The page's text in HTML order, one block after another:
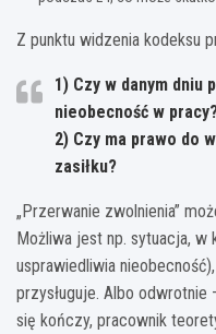
Z punktu widzenia kodeksu
1) Czy w danym dniu
nieobecność w
2) Czy ma prawo do
zasiłku?
„Przerwanie zwolnienia”
Możliwa jest np. sytuacja,
usprawiedliwia
przysługuje. Albo
się kończy, pracownik